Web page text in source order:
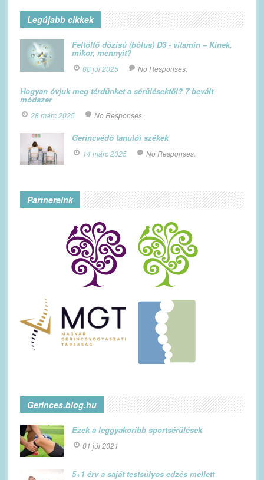
Legújabb cikkek
Feltöltő dózisú (bólus) D3 - vitamin – Kinek,
mikor, mennyit?
08 júl 2025 No Responses.
Hogyan óvjuk meg térdünket a sérülésektől? 7 bevált
módszer
28 márc 2025 No Responses.
Gerincvédő tanulói székek
14 márc 2025 No Responses.
Partnereink
Gerinces.blog.hu
Ezek a leggyakoribb sportsérülések
01 júl 2021
5+1 érv a saját testsúlyos edzés mellett